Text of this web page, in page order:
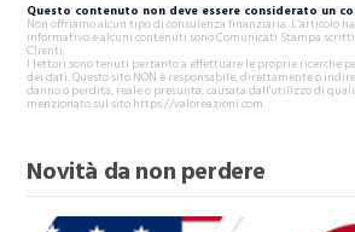
Questo contenuto non deve essere considerato un
Non offriamo alcun tipo di consulenza finanziaria. L’articolo
informativo e alcuni contenuti sono Comunicati Stampa
Clienti.
I lettori sono tenuti pertanto a effettuare le proprie ricerche
dei dati. Questo sito NON è responsabile, direttamente o
danno o perdita, reale o presunta, causata dall'utilizzo di
menzionato sul sito https://valoreazioni.com.
Novità da non perdere